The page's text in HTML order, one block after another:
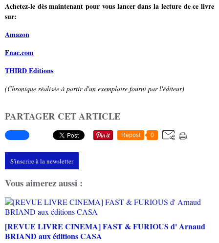
Achetez-le dès maintenant pour vous lancer dans la lecture de ce livre
sur:
Amazon
Fnac.com
THIRD Editions
(Chronique réalisée à partir d'un exemplaire fourni par l'éditeur)
PARTAGER CET ARTICLE
Repost 0
S'inscrire à la newsletter
Vous aimerez aussi :
[REVUE LIVRE CINEMA] FAST & FURIOUS d' Arnaud
BRIAND aux éditions CASA